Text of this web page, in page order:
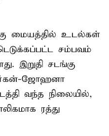
மையத்தில் உடல்கள்
சம்பவம்
இறுதி சடங்கு
ஜோஹனா
வந்த நிலையில்,
ரத்து